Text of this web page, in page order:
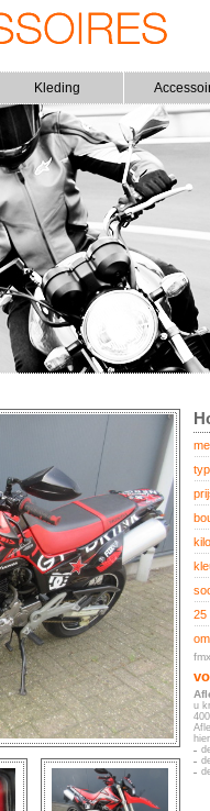
Kleding
25
u